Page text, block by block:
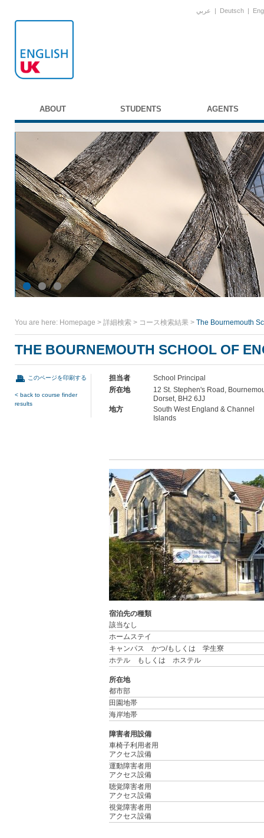
عربي | Deutsch |
ABOUT STUDENTS AGENTS
You are here: Homepage > 詳細検索 > コース検索結果 > The Bournemouth
THE BOURNEMOUTH SCHOOL OF
このページを印刷する
< back to course finder
results
担当者
School Principal
所在地
12 St. Stephen's Road,
Dorset, BH2 6JJ
地方
South West England & Channel
Islands
宿泊先の種類
該当なし
ホームステイ
キャンパス かつ/もしくは 学生寮
ホテル もしくは ホステル
所在地
都市部
田園地帯
海岸地帯
障害者用設備
車椅子利用者用
アクセス設備
運動障害者用
アクセス設備
聴覚障害者用
アクセス設備
視覚障害者用
アクセス設備